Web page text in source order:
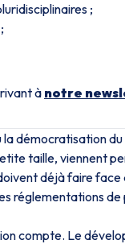
;
à notre
la démocratisation
taille, viennent
déjà faire
réglementations
compte. Le